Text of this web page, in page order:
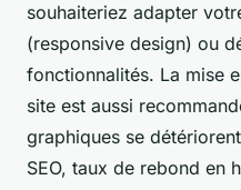
souhaiteriez adapter
(responsive design) ou
fonctionnalités. La mise
site est aussi
graphiques se
SEO, taux de rebond en